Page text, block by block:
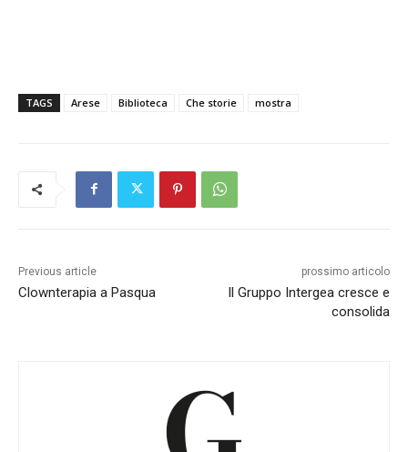
TAGS Arese Biblioteca Che storie mostra
Previous article
Clownterapia a Pasqua
prossimo articolo
Il Gruppo Intergea cresce e
consolida